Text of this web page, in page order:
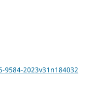
2023v31n184032